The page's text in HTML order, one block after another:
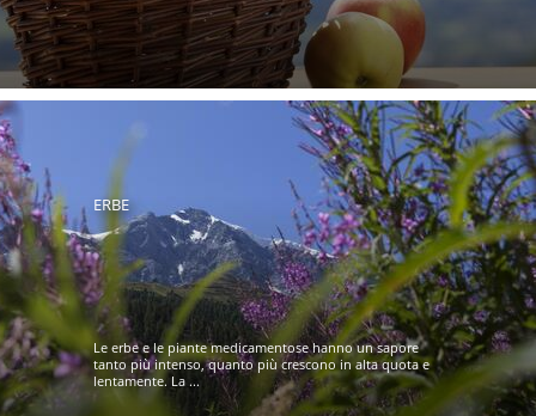
ERBE
Le erbe e le piante medicamentose hanno un sapore
tanto più intenso, quanto più crescono in alta quota e
lentamente. La ...